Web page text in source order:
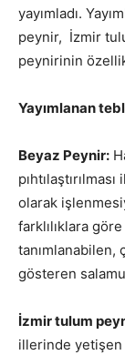
yayımladı.
peynir, İzmir
peynirinin
Yayımlanan
Beyaz Peynir:
olarak
farklılıklara
gösteren
İzmir tulum
illerinde